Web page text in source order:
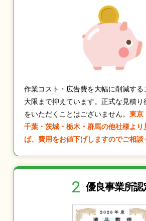
作業コスト・広告費を大幅に削減する
大限まで抑えています。正式な見積り
をいただくことはございません。 東京
千葉・茨城・栃木・群馬の他社様より
ば、費用をお値下げしますのでご相談
2 優良事業所認